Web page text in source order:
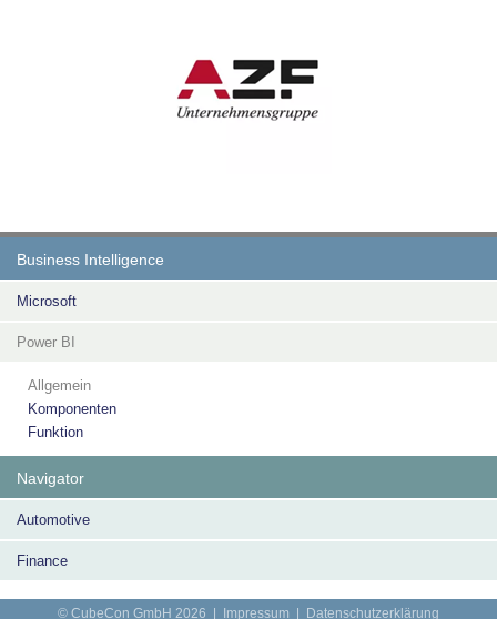
Business Intelligence
Microsoft
Power BI
Allgemein
Komponenten
Funktion
Navigator
Automotive
Finance
© CubeCon GmbH 2026 | Impressum Datenschutzerklärung